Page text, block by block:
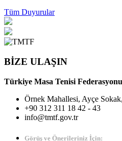
Tüm Duyurular
BİZE ULAŞIN
Türkiye Masa Tenisi Federasyonu
Örnek Mahallesi, Ayçe
+90 312 311 18 42 - 43
info@tmtf.gov.tr
Görüş ve Önerileriniz İçin: